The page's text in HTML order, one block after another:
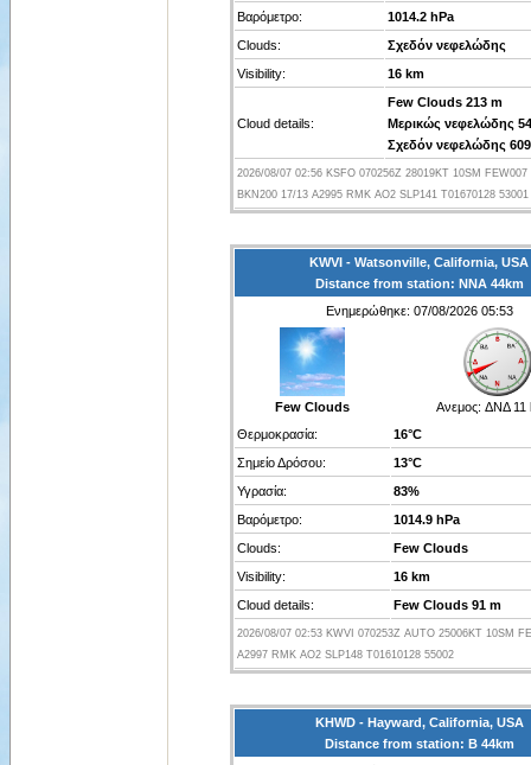
Βαρόμετρο:
1014.2 hPa
Clouds:
Σχεδόν νεφελώδης
Visibility:
16 km
Cloud details:
Few Clouds 213 m
Μερικώς νεφελώδης
Σχεδόν νεφελώδης
2026/08/07 02:56 KSFO 070256Z 28019KT 10SM FEW007
BKN200 17/13 A2995 RMK AO2 SLP141 T01670128 53001
KWVI - Watsonville, California, USA
Distance from station: ΝΝΑ 44km
Ενημερώθηκε: 07/08/2026 05:53
Few Clouds Ανεμος: ΔΝΔ 11
Θερμοκρασία:
16°C
Σημείο Δρόσου:
13°C
Υγρασία:
83%
Βαρόμετρο:
1014.9 hPa
Clouds:
Few Clouds
Visibility:
16 km
Cloud details:
Few Clouds 91 m
2026/08/07 02:53 KWVI 070253Z AUTO 25006KT 10SM
A2997 RMK AO2 SLP148 T01610128 55002
KHWD - Hayward, California, USA
Distance from station: Β 44km